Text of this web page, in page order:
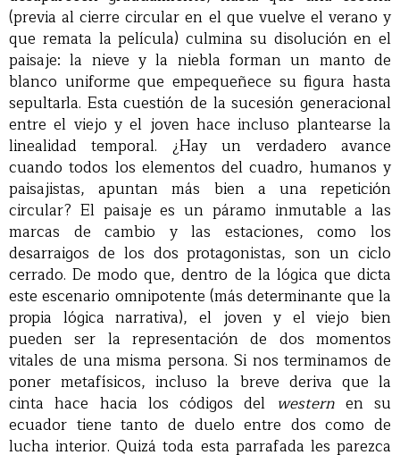
(previa al cierre circular en el que vuelve el verano y
que remata la película) culmina su disolución en el
paisaje: la nieve y la niebla forman un manto de
blanco uniforme que empequeñece su figura hasta
sepultarla. Esta cuestión de la sucesión generacional
entre el viejo y el joven hace incluso plantearse la
linealidad temporal. ¿Hay un verdadero avance
cuando todos los elementos del cuadro, humanos y
paisajistas, apuntan más bien a una repetición
circular? El paisaje es un páramo inmutable a las
marcas de cambio y las estaciones, como los
desarraigos de los dos protagonistas, son un ciclo
cerrado. De modo que, dentro de la lógica que dicta
este escenario omnipotente (más determinante que la
propia lógica narrativa), el joven y el viejo bien
pueden ser la representación de dos momentos
vitales de una misma persona. Si nos terminamos de
poner metafísicos, incluso la breve deriva que la
cinta hace hacia los códigos del westernen su
ecuador tiene tanto de duelo entre dos como de
lucha interior. Quizá toda esta parrafada les parezca